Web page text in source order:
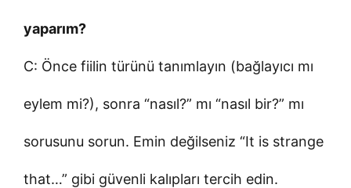
yaparım?
C: Önce fiilin türünü tanımlayın (bağlayıcı mı
eylem mi?), sonra “nasıl?” mı “nasıl bir?” mı
sorusunu sorun. Emin değilseniz “It is strange
that…” gibi güvenli kalıpları tercih edin.